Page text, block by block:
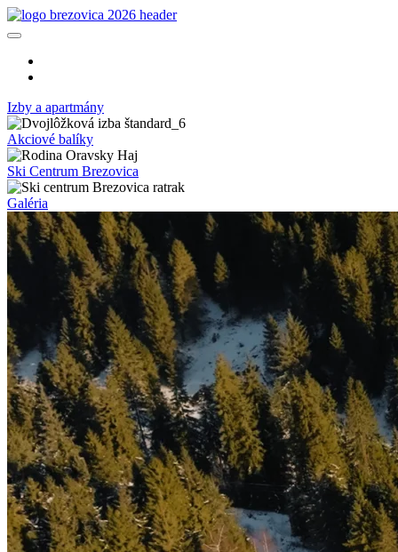
Izby a apartmány
Akciové balíky
Ski Centrum Brezovica
Galéria